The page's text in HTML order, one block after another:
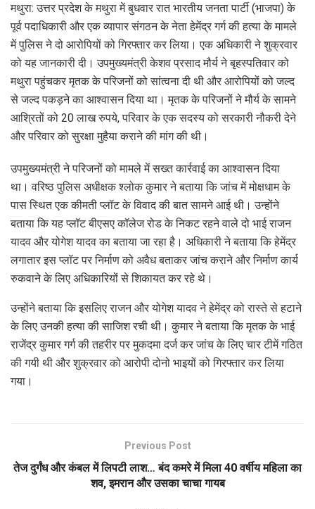
मथुरा: उत्तर प्रदेश के मथुरा में बुधवार रात भारतीय जनता पार्टी (भाजपा) के
पूर्व पदाधिकारी और एक व्यापार संगठन के नेता हेमेंद्र गर्ग की हत्या के मामले
में पुलिस ने दो आरोपियों को गिरफ्तार कर लिया। एक अधिकारी ने शुक्रवार
को यह जानकारी दी। उपमुख्यमंत्री केशव प्रसाद मौर्य ने बृहस्पतिवार को
मथुरा पहुंचकर मृतक के परिजनों को सांत्वना दी थी और आरोपियों को जल्द
से जल्द पकड़ने का आश्वासन दिया था। मृतक के परिजनों ने मौर्य के सामने
आश्रितों को 20 लाख रुपये, परिवार के एक सदस्य को सरकारी नौकरी देने
और परिवार को सुरक्षा मुहैया कराने की मांग की थी।
उपमुख्यमंत्री ने परिजनों को मामले में सख्त कार्रवाई का आश्वासन दिया
था। वरिष्ठ पुलिस अधीक्षक श्लोक कुमार ने बताया कि जांच में मोक्षधाम के
पास स्थित एक कीमती प्लॉट के विवाद की बात सामने आई थी। उन्होंने
बताया कि यह प्लॉट बीएसए कॉलेज रोड के निकट रहने वाले दो भाई राजन
यादव और योगेश यादव का बताया जा रहा है। अधिकारी ने बताया कि हेमेंद्र
लगातार इस प्लॉट पर निर्माण को अवैध बताकर जांच कराने और निर्माण कार्य
रुकवाने के लिए अधिकारियों से शिकायत कर रहे थे।
उन्होंने बताया कि इसलिए राजन और योगेश यादव ने हेमेंद्र को रास्ते से हटाने
के लिए उनकी हत्या की साजिश रची थी। कुमार ने बताया कि मृतक के भाई
राजेंद्र कुमार गर्ग की तहरीर पर मुकदमा दर्ज कर जांच के लिए चार टीमें गठित
की गयी थी और शुक्रवार को आरोपी दोनो भाइयों को गिरफ्तार कर लिया
गया।
Previous Post
तेज दुर्गंध और कंबल में लिपटी लाश… बंद कमरे में मिला 40 वर्षीय महिला का
शव, इमरान और उसका चाचा गायब